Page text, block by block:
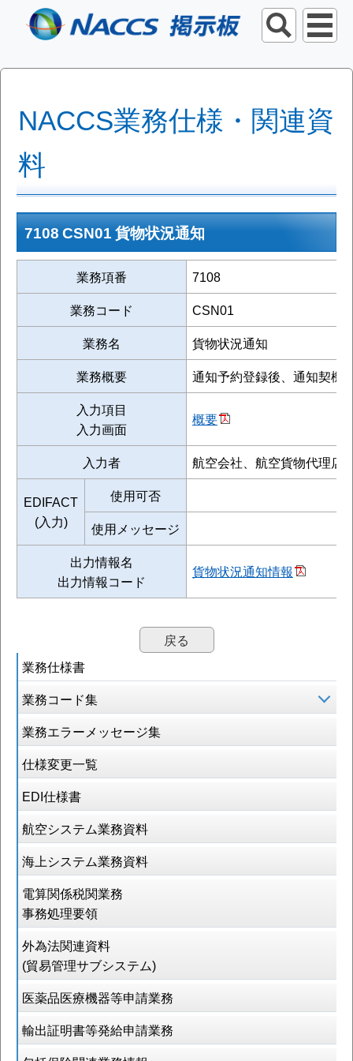
NACCS業務仕様・関連資
料
業務仕様書
業務コード集
業務エラーメッセージ集
仕様変更一覧
EDI仕様書
航空システム業務資料
海上システム業務資料
電算関係税関業務
事務処理要領
外為法関連資料
(貿易管理サブシステム)
医薬品医療機器等申請業務
輸出証明書等発給申請業務
7108 CSN01 貨物状況通知
業務項番
7108
業務コード
CSN01
業務名
貨物状況通知
業務概要
通知予約登録後、通知契機
入力項目
入力画面
概要
入力者 航空会社、航空貨物代理店
EDIFACT
(入力)
使用可否
使用メッセージ
出力情報名
出力情報コード
貨物状況通知情報
戻る